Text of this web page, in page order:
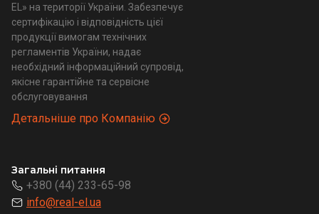
EL» на території України. Забезпечує
сертифікацію і відповідність цієї
продукції вимогам технічних
регламентів України, надає
необхідний інформаційний супровід,
якісне гарантійне та сервісне
обслуговування
Детальніше про Компанію
Загальні питання
+380 (44) 233-65-98
info@real-el.ua